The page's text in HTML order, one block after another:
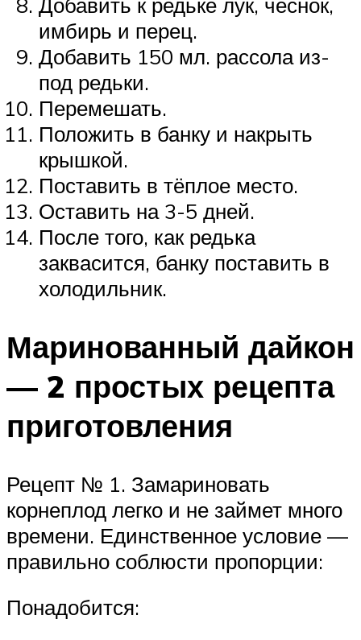
имбирь и перец.
Добавить 150 мл. рассола из-
под редьки.
Перемешать.
Положить в банку и накрыть
крышкой.
Поставить в тёплое место.
Оставить на 3-5 дней.
После того, как редька
заквасится, банку поставить в
холодильник.
Маринованный дайкон
— 2 простых рецепта
приготовления
Рецепт № 1. Замариновать
корнеплод легко и не займет много
времени. Единственное условие —
правильно соблюсти пропорции:
Понадобится: